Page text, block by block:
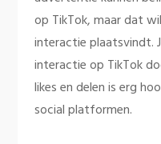
op TikTok, maar dat
interactie plaatsvindt.
interactie op TikTok
likes en delen is erg
social platformen.